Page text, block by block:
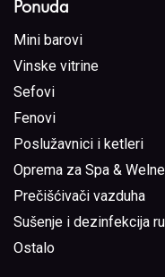
Ponuda
Mini barovi
Vinske vitrine
Sefovi
Fenovi
Poslužavnici i ketleri
Oprema za Spa &
Prečišćivači vazduha
Sušenje i dezinfekcija
Ostalo